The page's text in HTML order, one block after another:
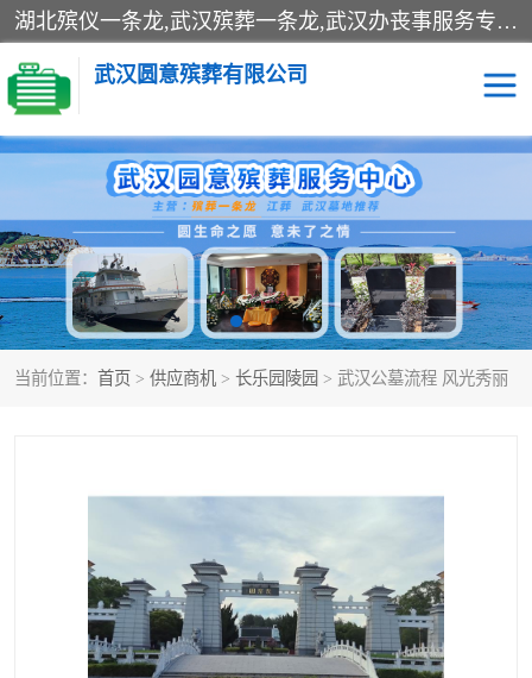
湖北殡仪一条龙,武汉殡葬一条龙,武汉办丧事服务专理红白佛事、病人临终关怀、医院或家中老人去世穿寿衣、灵车遗体接运、殡仪馆告别厅预约、办理火葬场手续、民俗丧事策划、遗体告别仪式、民俗礼仪服务、殡葬礼仪策划、陵园墓位导购、寺庙塔位择吉、往生功德策划、民俗功德策划、异地殡葬礼仪服务、异地骨灰接送返乡
武汉圆意殡葬有限公司
当前位置： 首页 > 供应商机 > 长乐园陵园 > 武汉公墓流程 风光秀丽
殡葬一条龙服务 江葬一条龙服务
武汉锦辉天堂文化园 仙鹤湖湿地公园
长乐园陵园 万福净土陵园
武汉市阳逻九龙宫陵园 石门峰人文纪念园